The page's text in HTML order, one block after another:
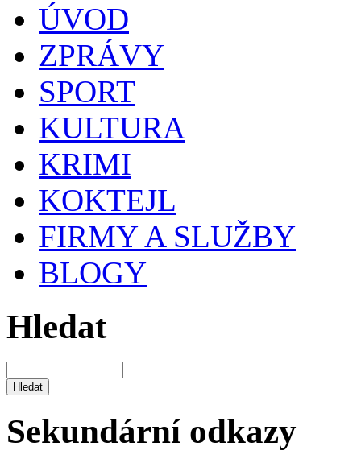
ÚVOD
ZPRÁVY
SPORT
KULTURA
KRIMI
KOKTEJL
FIRMY A SLUŽBY
BLOGY
Hledat
Sekundární odkazy